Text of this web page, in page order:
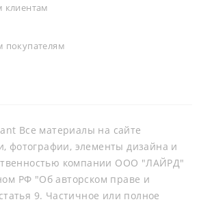
клиентам
покупателям
Все материалы на сайте
фотографии, элементы дизайна и
компании ООО "ЛАЙРД"
РФ "Об авторском праве и
9. Частичное или полное